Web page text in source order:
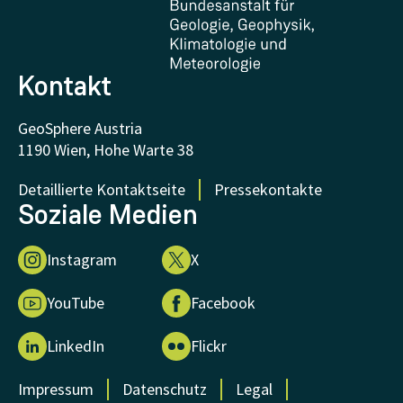
FAQ - Häufig gestellte Fragen
Forschung unterstützen
Kontakt
GeoSphere Austria
1190 Wien, Hohe Warte 38
Detaillierte Kontaktseite
Pressekontakte
Soziale Medien
Instagram X
YouTube Facebook
LinkedIn Flickr
Impressum Datenschutz
Legal